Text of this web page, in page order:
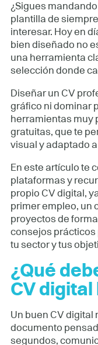
¿Sigues
plantilla de
interesar. Hoy en
bien diseñado no
una herramienta
selección donde
Diseñar un CV
gráfico ni dominar
herramientas muy
gratuitas, que te
visual y adaptado
En este artículo te
plataformas y
propio CV digital,
primer empleo, un
proyectos de
consejos prácticos
tu sector y tus
¿Qué
CV digital
Un buen CV digital
documento
segundos,